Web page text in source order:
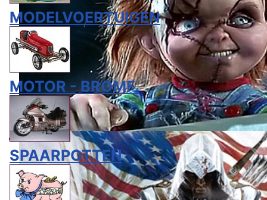
MODELVOERTUIGEN
MOTOR - BROMF.
SPAARPOTTEN